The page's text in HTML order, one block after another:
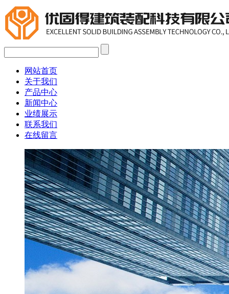
网站首页
关于我们
产品中心
新闻中心
业绩展示
联系我们
在线留言